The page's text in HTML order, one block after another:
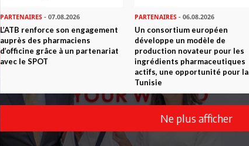
PARTENAIRES - 07.08.2026
L’ATB renforce son engagement
auprès des pharmaciens
d’officine grâce à un partenariat
avec le SPOT
PARTENAIRES - 06.08.2026
Un consortium européen
développe un modèle de
production novateur pour les
ingrédients pharmaceutiques
actifs, une opportunité pour la
Tunisie
Ne plus afficher